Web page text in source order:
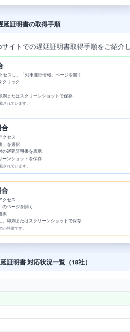
延証明書の取得手順
イトでの遅延証明書取得手順をご紹介
セスし、「列車運行情報」ページを開く
クリック
刷またはスクリーンショットで保存
されています。
クセス
」を選択
の遅延証明書を表示
ーンショットを保存
されています。
クセス
のページを開く
択
、印刷またはスクリーンショットで保存
が特徴です。
証明書 対応状況一覧（18社）